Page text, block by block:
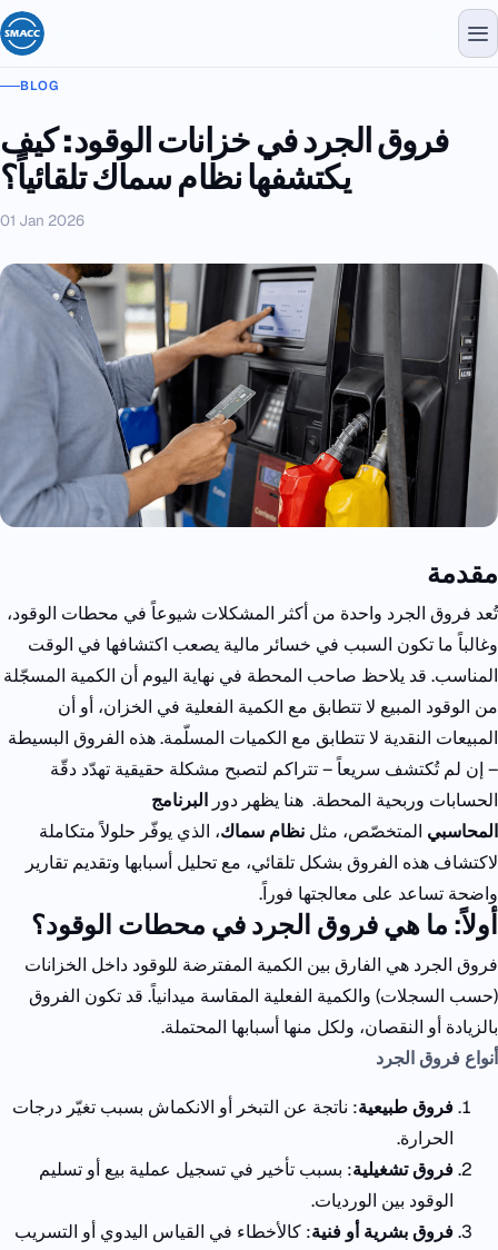
BLOG
فروق الجرد في خزانات الوقود: كيف
يكتشفها نظام سماك تلقائياً؟
01 Jan 2026
مقدمة
تُعد فروق الجرد واحدة من أكثر المشكلات شيوعاً في محطات الوقود،
وغالباً ما تكون السبب في خسائر مالية يصعب اكتشافها في الوقت
المناسب. قد يلاحظ صاحب المحطة في نهاية اليوم أن الكمية المسجّلة
من الوقود المبيع لا تتطابق مع الكمية الفعلية في الخزان، أو أن
المبيعات النقدية لا تتطابق مع الكميات المسلّمة. هذه الفروق البسيطة
– إن لم تُكتشف سريعاً – تتراكم لتصبح مشكلة حقيقية تهدّد دقّة
الحسابات وربحية المحطة. هنا يظهر دور البرنامج
المحاسبي المتخصّص، مثل نظام سماك، الذي يوفّر حلولاً متكاملة
لاكتشاف هذه الفروق بشكل تلقائي، مع تحليل أسبابها وتقديم تقارير
واضحة تساعد على معالجتها فوراً.
أولاً: ما هي فروق الجرد في محطات الوقود؟
فروق الجرد هي الفارق بين الكمية المفترضة للوقود داخل الخزانات
(حسب السجلات) والكمية الفعلية المقاسة ميدانياً. قد تكون الفروق
بالزيادة أو النقصان، ولكل منها أسبابها المحتملة.
أنواع فروق الجرد
فروق طبيعية: ناتجة عن التبخر أو الانكماش بسبب تغيّر درجات
الحرارة.
فروق تشغيلية: بسبب تأخير في تسجيل عملية بيع أو تسليم
الوقود بين الورديات.
فروق بشرية أو فنية: كالأخطاء في القياس اليدوي أو التسريب